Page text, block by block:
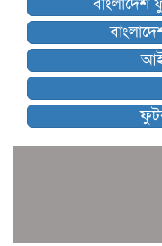
কিংস অ্যারেনায়
কিউট-ডিআরইউ দাবায়
ব্রাদার্সকে হারিয়ে
নেইমারকে নিয়েই
আর্জেন্টিনার ৫৫
পাকিস্তানের বিপক্ষে